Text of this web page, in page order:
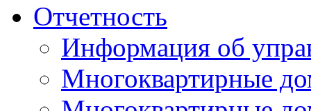
Отчетность
Информация об
Многоквартирные